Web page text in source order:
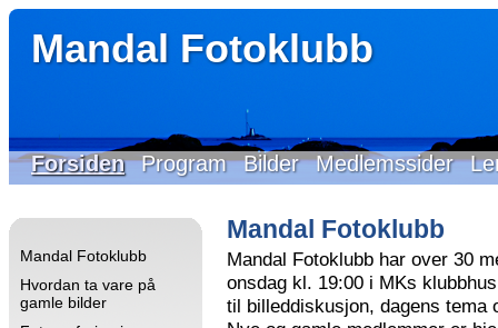
Mandal Fotoklubb
Forsiden Program Bilder Medlemssider
Mandal Fotoklubb
Hvordan ta vare på
gamle bilder
Mandal Fotoklubb
Mandal Fotoklubb har over 30
onsdag kl. 19:00 i MKs
til billeddiskusjon, dagens